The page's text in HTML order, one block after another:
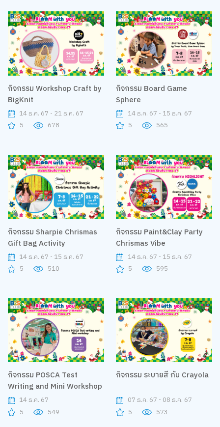
กิจกรรม Workshop Craft by
BigKnit
14 ธ.ค. 67 - 21 ธ.ค. 67
5
678
กิจกรรม Board Game
Sphere
14 ธ.ค. 67 - 15 ธ.ค. 67
5
565
กิจกรรม Sharpie Chrismas
Gift Bag Activity
14 ธ.ค. 67 - 15 ธ.ค. 67
5
510
กิจกรรม Paint&Clay Party
Chrismas Vibe
14 ธ.ค. 67 - 15 ธ.ค. 67
5
595
กิจกรรม POSCA Test
Writing and Mini Workshop
14 ธ.ค. 67
5
549
กิจกรรม ระบายสี กับ Crayola
07 ธ.ค. 67 - 08 ธ.ค. 67
5
573